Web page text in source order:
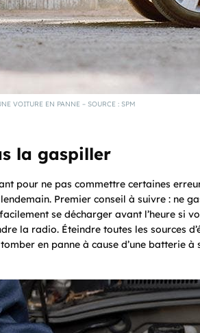
VOITURE EN PANNE – SOURCE : SPM
la gaspiller
pour ne pas commettre certaines
Premier conseil à suivre : ne
se décharger avant l’heure si
la radio. Éteindre toutes les sources
en panne à cause d’une batterie à